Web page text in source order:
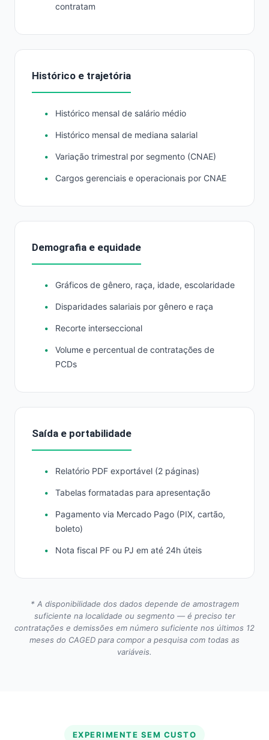
contratam
Histórico e trajetória
Histórico mensal de salário médio
Histórico mensal de mediana salarial
Variação trimestral por segmento (CNAE)
Cargos gerenciais e operacionais por CNAE
Demografia e equidade
Gráficos de gênero, raça, idade, escolaridade
Disparidades salariais por gênero e raça
Recorte interseccional
Volume e percentual de contratações de
PCDs
Saída e portabilidade
Relatório PDF exportável (2 páginas)
Tabelas formatadas para apresentação
Pagamento via Mercado Pago (PIX, cartão,
boleto)
Nota fiscal PF ou PJ em até 24h úteis
* A disponibilidade dos dados depende de amostragem
suficiente na localidade ou segmento — é preciso ter
contratações e demissões em número suficiente nos últimos 12
meses do CAGED para compor a pesquisa com todas as
variáveis.
EXPERIMENTE SEM CUSTO